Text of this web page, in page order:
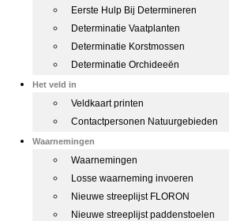
Eerste Hulp Bij Determineren
Determinatie Vaatplanten
Determinatie Korstmossen
Determinatie Orchideeën
Het veld in
Veldkaart printen
Contactpersonen Natuurgebieden
Waarnemingen
Waarnemingen
Losse waarneming invoeren
Nieuwe streeplijst FLORON
Nieuwe streeplijst paddenstoelen